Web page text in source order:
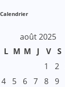
Calendrier
août 2025
L M M J V S
1
2
4
5 6 7 8 9